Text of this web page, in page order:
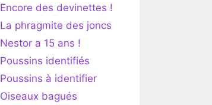
Encore des devinettes !
La phragmite des joncs
Nestor a 15 ans !
Poussins identifiés
Poussins à identifier
Oiseaux bagués